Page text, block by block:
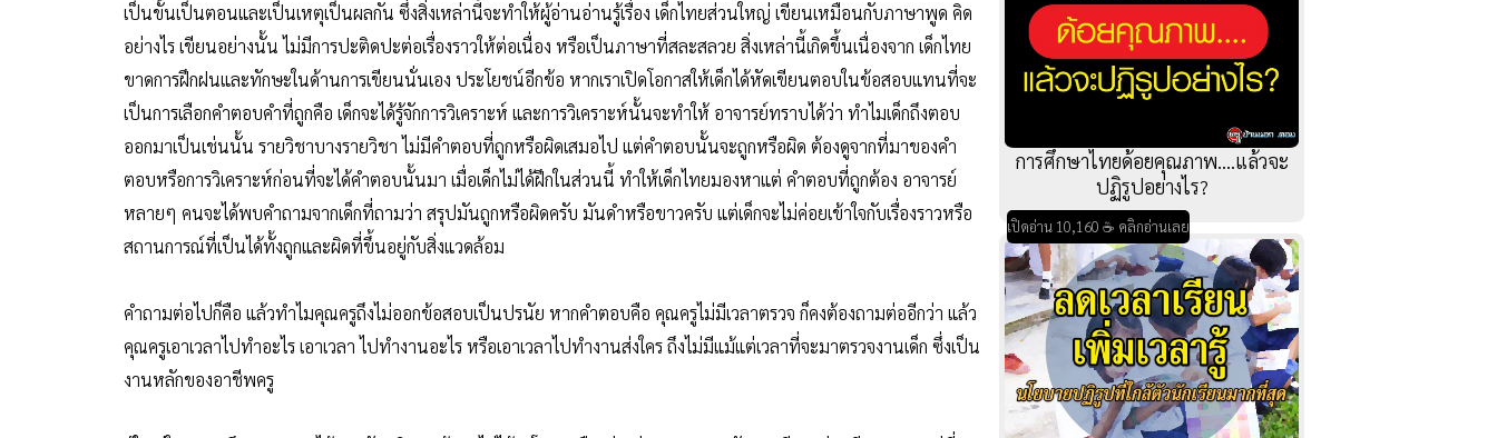
เป็นขั้นเป็นตอนและเป็นเหตุเป็นผลกัน ซึ่งสิ่งเหล่านี้จะทำให้ผู้อ่านอ่านรู้เรื่อง เด็กไทยส่วนใหญ่ เขียนเหมือนกับภาษาพูด คิด
อย่างไร เขียนอย่างนั้น ไม่มีการปะติดปะต่อเรื่องราวให้ต่อเนื่อง หรือเป็นภาษาที่สละสลวย สิ่งเหล่านี้เกิดขึ้นเนื่องจาก เด็กไทย
ขาดการฝึกฝนและทักษะในด้านการเขียนนั่นเอง ประโยชน์อีกข้อ หากเราเปิดโอกาสให้เด็กได้หัดเขียนตอบในข้อสอบแทนที่จะ
เป็นการเลือกคำตอบคำที่ถูกคือ เด็กจะได้รู้จักการวิเคราะห์ และการวิเคราะห์นั้นจะทำให้ อาจารย์ทราบได้ว่า ทำไมเด็กถึงตอบ
ออกมาเป็นเช่นนั้น รายวิชาบางรายวิชา ไม่มีคำตอบที่ถูกหรือผิดเสมอไป แต่คำตอบนั้นจะถูกหรือผิด ต้องดูจากที่มาของคำ
ตอบหรือการวิเคราะห์ก่อนที่จะได้คำตอบนั้นมา เมื่อเด็กไม่ได้ฝึกในส่วนนี้ ทำให้เด็กไทยมองหาแต่ คำตอบที่ถูกต้อง อาจารย์
หลายๆ คนจะได้พบคำถามจากเด็กที่ถามว่า สรุปมันถูกหรือผิดครับ มันดำหรือขาวครับ แต่เด็กจะไม่ค่อยเข้าใจกับเรื่องราวหรือ
สถานการณ์ที่เป็นได้ทั้งถูกและผิดที่ขึ้นอยู่กับสิ่งแวดล้อม
คำถามต่อไปก็คือ แล้วทำไมคุณครูถึงไม่ออกข้อสอบเป็นปรนัย หากคำตอบคือ คุณครูไม่มีเวลาตรวจ ก็คงต้องถามต่ออีกว่า แล้ว
คุณครูเอาเวลาไปทำอะไร เอาเวลา ไปทำงานอะไร หรือเอาเวลาไปทำงานส่งใคร ถึงไม่มีแม้แต่เวลาที่จะมาตรวจงานเด็ก ซึ่งเป็น
งานหลักของอาชีพครู
การศึกษาไทยด้อยคุณภาพ....แล้วจะ
ปฏิรูปอย่างไร?
เปิดอ่าน 10,160 ☕ คลิกอ่านเลย